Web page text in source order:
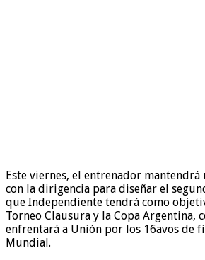
Este viernes, el entrenador
con la dirigencia para diseñar el
que Independiente tendrá como
Torneo Clausura y la Copa Argentina,
enfrentará a Unión por los 16avos de
Mundial.